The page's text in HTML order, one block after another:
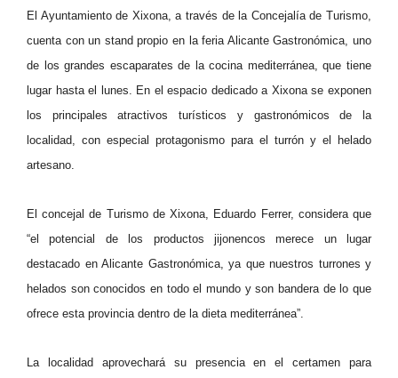
El Ayuntamiento de Xixona, a través de la Concejalía de Turismo,
cuenta con un stand propio en la feria Alicante Gastronómica, uno
de los grandes escaparates de la cocina mediterránea, que tiene
lugar hasta el lunes. En el espacio dedicado a Xixona se exponen
los principales atractivos turísticos y gastronómicos de la
localidad, con especial protagonismo para el turrón y el helado
artesano.
El concejal de Turismo de Xixona, Eduardo Ferrer, considera que
“el potencial de los productos jijonencos merece un lugar
destacado en Alicante Gastronómica, ya que nuestros turrones y
helados son conocidos en todo el mundo y son bandera de lo que
ofrece esta provincia dentro de la dieta mediterránea”.
La localidad aprovechará su presencia en el certamen para